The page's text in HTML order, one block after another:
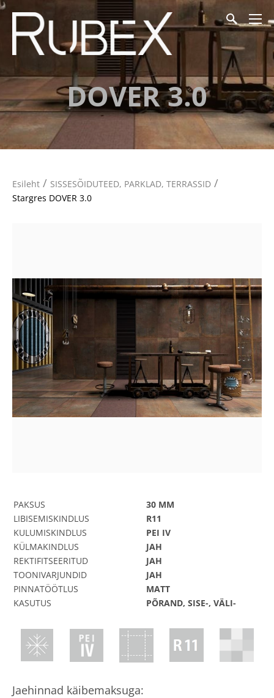
DOVER 3.0
Esileht / SISSESÕIDUTEED, PARKLAD, TERRASSID /
Stargres DOVER 3.0
PAKSUS
30 MM
LIBISEMISKINDLUS
R11
KULUMISKINDLUS
PEI IV
KÜLMAKINDLUS
JAH
REKTIFITSEERITUD
JAH
TOONIVARJUNDID
JAH
PINNATÖÖTLUS
MATT
KASUTUS
PÕRAND, SISE-, VÄLI-
Jaehinnad käibemaksuga: